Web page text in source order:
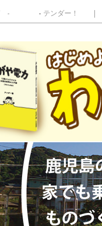
Skip to contentテンダー！